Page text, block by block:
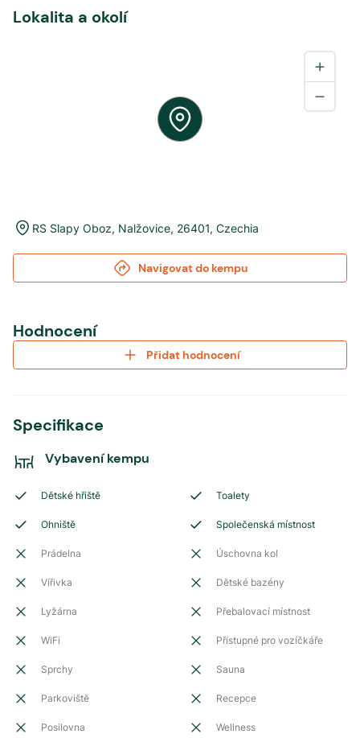
Lokalita a okolí
RS Slapy Oboz, Nalžovice, 26401, Czechia
Navigovat do kempu
Hodnocení
Přidat hodnocení
Specifikace
Vybavení kempu
Dětské hřiště Toalety
Ohniště Společenská místnost
Prádelna Úschovna kol
Vířivka Dětské bazény
Lyžárna Přebalovací místnost
WiFi Přístupné pro vozíčkáře
Sprchy Sauna
Parkoviště Recepce
Posilovna Wellness